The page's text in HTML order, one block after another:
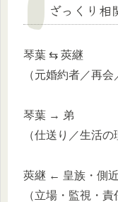
ざっくり相
琴葉 ⇆ 莢継
（元婚約者／再会
琴葉 → 弟
（仕送り／生活の
莢継 ← 皇族・側
（立場・監視・責